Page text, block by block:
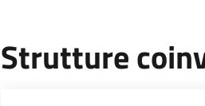
Strutture